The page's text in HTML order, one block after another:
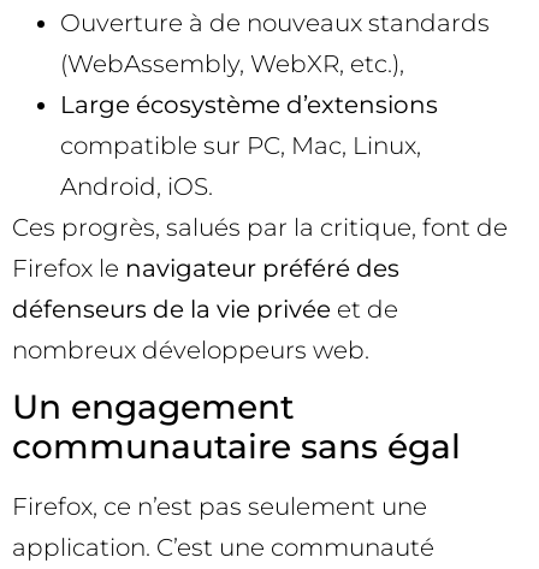
Ouverture à de nouveaux standards
(WebAssembly, WebXR, etc.),
Large écosystème d’extensions
compatible sur PC, Mac, Linux,
Android, iOS.
Ces progrès, salués par la critique, font de
Firefox le navigateur préféré des
défenseurs de la vie privée et de
nombreux développeurs web.
Un engagement
communautaire sans égal
Firefox, ce n’est pas seulement une
application. C’est une communauté